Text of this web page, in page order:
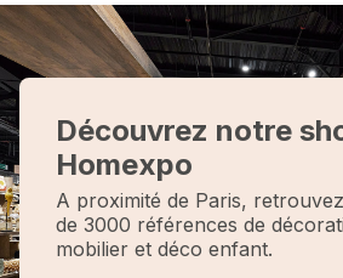
Découvrez notre
Homexpo
A proximité de Paris,
de 3000 références de
mobilier et déco enfant.